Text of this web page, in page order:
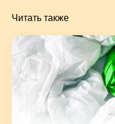
Читать также